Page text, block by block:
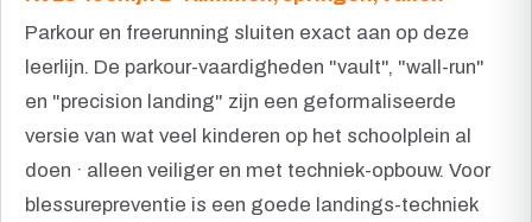
Parkour en freerunning sluiten exact aan op deze
leerlijn. De parkour-vaardigheden "vault", "wall-run"
en "precision landing" zijn een geformaliseerde
versie van wat veel kinderen op het schoolplein al
doen · alleen veiliger en met techniek-opbouw. Voor
blessurepreventie is een goede landings-techniek